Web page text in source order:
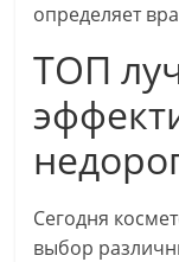
определяет
ТОП
Сегодня
выбор